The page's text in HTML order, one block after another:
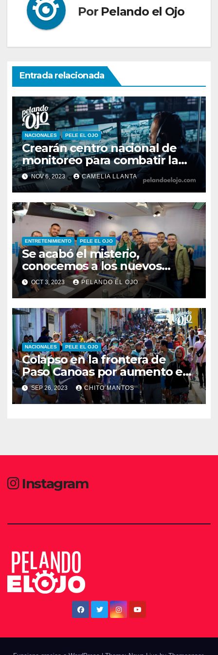
Por Pelando el Ojo
Entrada relacionada
NACIONALES PELE EL OJO
Crearán centro nacional de
monitoreo para combatir la
inseguridad
NOV 6, 2023 CAMELIA LLANTA
ENTRETENIMIENTO PELE EL OJO
Se acabó el misterio,
conocemos a los nuevos
integrantes de Pelando el Ojo
OCT 3, 2023 PELANDO EL OJO
NACIONALES PELE EL OJO
Colapso en la frontera de
Paso Canoas por aumento en
la llegada de migrantes
SEP 26, 2023 CHITO MANTOS
Instagram